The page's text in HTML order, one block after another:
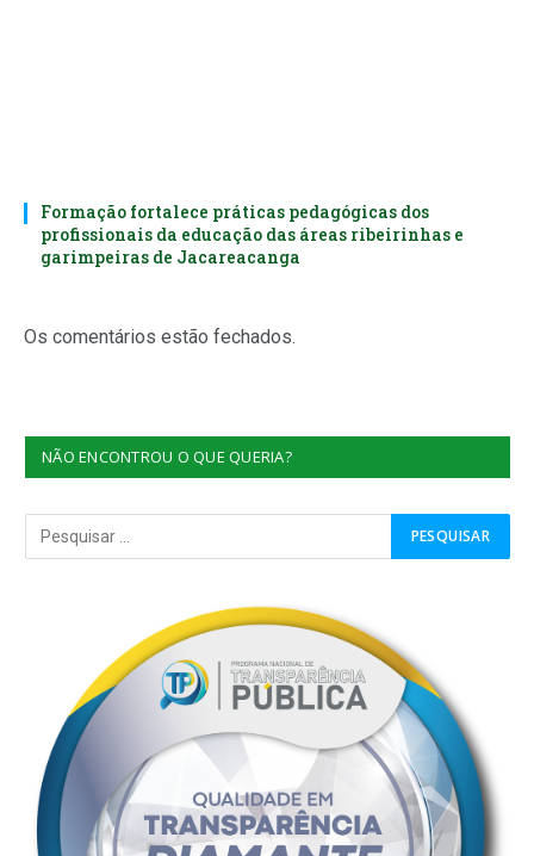
Formação fortalece práticas pedagógicas dos
profissionais da educação das áreas ribeirinhas e
garimpeiras de Jacareacanga
Os comentários estão fechados.
NÃO ENCONTROU O QUE QUERIA?